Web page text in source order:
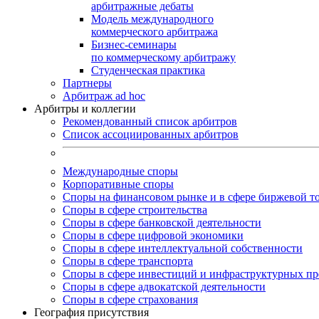
арбитражные дебаты
Модель международного
коммерческого арбитража
Бизнес-семинары
по коммерческому арбитражу
Студенческая практика
Партнеры
Арбитраж ad hoc
Арбитры и коллегии
Рекомендованный список арбитров
Список ассоциированных арбитров
Международные споры
Корпоративные споры
Споры на финансовом рынке и в сфере биржевой
Споры в сфере строительства
Споры в сфере банковской деятельности
Споры в сфере цифровой экономики
Споры в сфере интеллектуальной собственности
Споры в сфере транспорта
Cпоры в сфере инвестиций и инфраструктурных
Споры в сфере адвокатской деятельности
Споры в сфере страхования
География присутствия